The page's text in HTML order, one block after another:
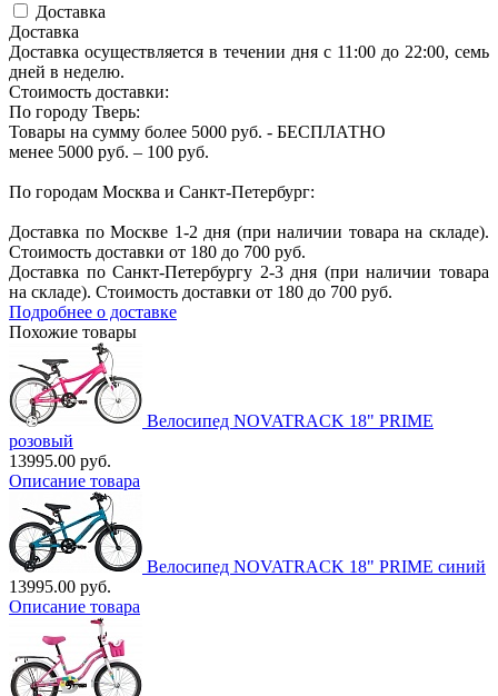
Доставка
Доставка
Доставка осуществляется в течении дня с 11:00 до 22:00, семь
дней в неделю.
Стоимость доставки:
По городу Тверь:
Товары на сумму более 5000 руб. - БЕСПЛАТНО
менее 5000 руб. – 100 руб.
По городам Москва и Санкт-Петербург:
Доставка по Москве 1-2 дня (при наличии товара на складе).
Стоимость доставки от 180 до 700 руб.
Доставка по Санкт-Петербургу 2-3 дня (при наличии товара
на складе). Стоимость доставки от 180 до 700 руб.
Подробнее о доставке
Похожие товары
Велосипед NOVATRACK 18" PRIME
розовый
13995.00 руб.
Описание товара
Велосипед NOVATRACK 18" PRIME синий
13995.00 руб.
Описание товара